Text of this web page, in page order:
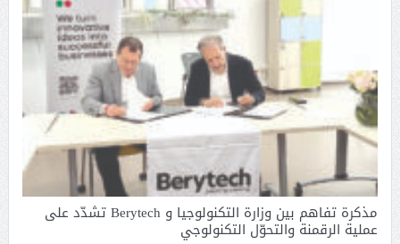
مذكرة تفاهم بين وزارة التكنولوجيا و Berytech تشدّد على
عملية الرقمنة والتحوّل التكنولوجي